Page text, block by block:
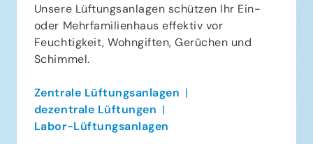
Unsere Lüftungsanlagen schützen Ihr Ein-
oder Mehrfamilienhaus effektiv vor
Feuchtigkeit, Wohngiften, Gerüchen und
Schimmel.
Zentrale Lüftungsanlagen
dezentrale Lüftungen
Labor-Lüftungsanlagen